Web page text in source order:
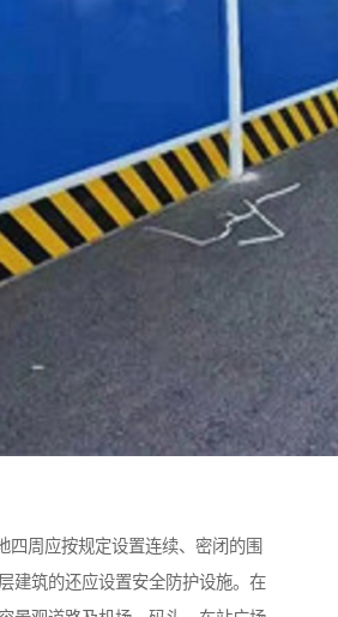
周应按规定设置连续、密闭的围
建筑的还应设置安全防护设施。在